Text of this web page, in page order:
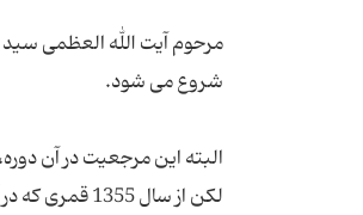
البته این مرجعیت در آن
لکن از سال